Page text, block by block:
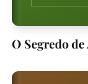
O Segredo de